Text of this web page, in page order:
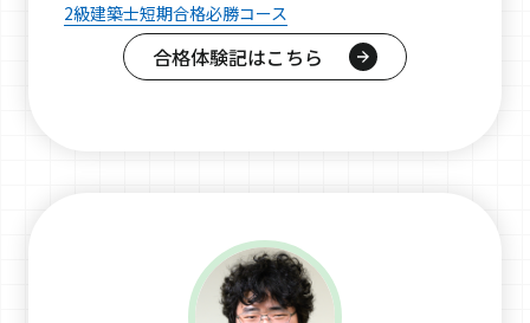
2級建築士短期合格必勝コース
合格体験記はこちら